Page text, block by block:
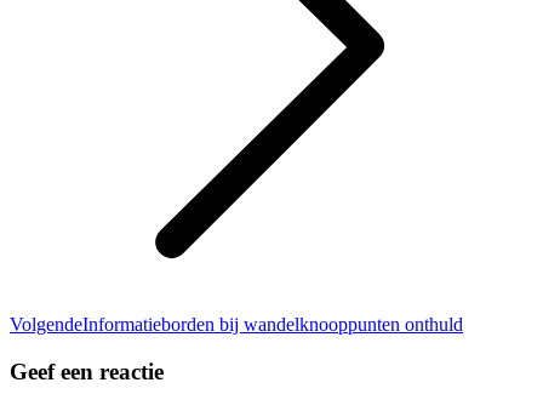
VolgendeVolgend
Informatieborden bij wandelknooppunten onthuld
Geef een reactie